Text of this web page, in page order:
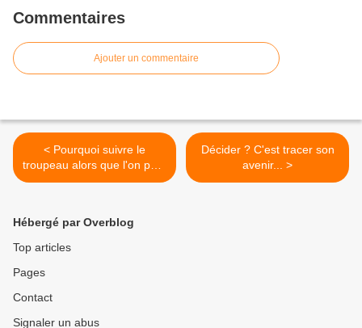
Commentaires
Ajouter un commentaire
< Pourquoi suivre le
troupeau alors que l'on peut
être indépendant ?
Décider ? C'est tracer son
avenir... >
Hébergé par Overblog
Top articles
Pages
Contact
Signaler un abus